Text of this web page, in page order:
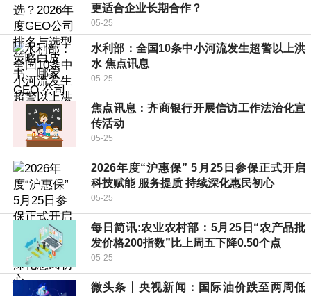
更适合企业长期合作？
05-25
水利部：全国10条中小河流发生超警以上洪
水 焦点讯息
05-25
焦点讯息：齐商银行开展信访工作法治化宣
传活动
05-25
2026年度“沪惠保” 5月25日参保正式开启
科技赋能 服务提质 持续深化惠民初心
05-25
每日简讯:农业农村部：5月25日“农产品批
发价格200指数”比上周五下降0.50个点
05-25
微头条丨央视新闻：国际油价跌至两周低